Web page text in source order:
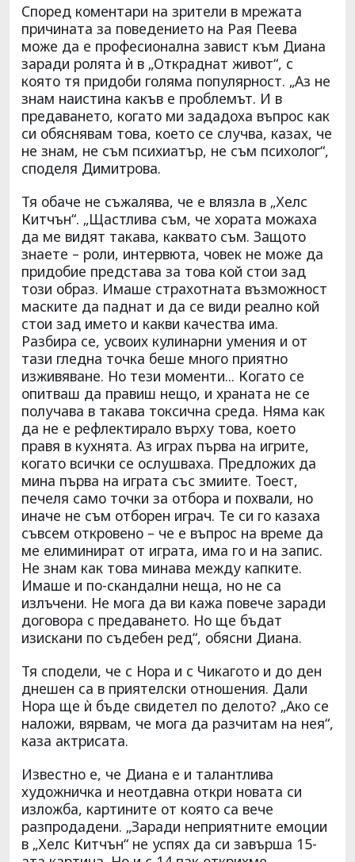
Според коментари на зрители в мрежата
причината за поведението на Рая Пеева
може да е професионална завист към Диана
заради ролята ѝ в „Откраднат живот“, с
която тя придоби голяма популярност. „Аз не
знам наистина какъв е проблемът. И в
предаването, когато ми зададоха въпрос как
си обяснявам това, което се случва, казах, че
не знам, не съм психиатър, не съм психолог“,
споделя Димитрова.
Тя обаче не съжалява, че е влязла в „Хелс
Китчън“. „Щастлива съм, че хората можаха
да ме видят такава, каквато съм. Защото
знаете – роли, интервюта, човек не може да
придобие представа за това кой стои зад
този образ. Имаше страхотната възможност
маските да паднат и да се види реално кой
стои зад името и какви качества има.
Разбира се, усвоих кулинарни умения и от
тази гледна точка беше много приятно
изживяване. Но тези моменти... Когато се
опитваш да правиш нещо, и храната не се
получава в такава токсична среда. Няма как
да не е рефлектирало върху това, което
правя в кухнята. Аз играх първа на игрите,
когато всички се ослушваха. Предложих да
мина първа на играта със змиите. Тоест,
печеля само точки за отбора и похвали, но
иначе не съм отборен играч. Те си го казаха
съвсем откровено – че е въпрос на време да
ме елиминират от играта, има го и на запис.
Не знам как това минава между капките.
Имаше и по-скандални неща, но не са
излъчени. Не мога да ви кажа повече заради
договора с предаването. Но ще бъдат
изискани по съдебен ред“, обясни Диана.
Тя сподели, че с Нора и с Чикагото и до ден
днешен са в приятелски отношения. Дали
Нора ще ѝ бъде свидетел по делото? „Ако се
наложи, вярвам, че мога да разчитам на нея“,
каза актрисата.
Известно е, че Диана е и талантлива
художничка и неотдавна откри новата си
изложба, картините от която са вече
разпродадени. „Заради неприятните емоции
в „Хелс Китчън“ не успях да си завърша 15-